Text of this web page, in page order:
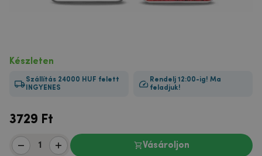
Készleten
Szállítás 24000 HUF felett
INGYENES
Rendelj 12:00-ig! Ma
feladjuk!
3729 Ft
Vásároljon